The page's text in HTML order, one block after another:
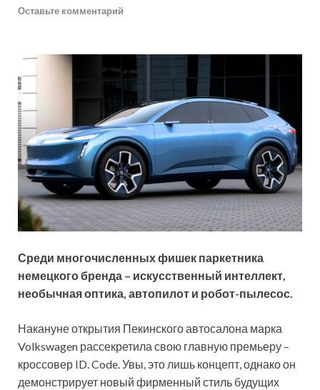
Оставьте комментарий
Среди многочисленных фишек паркетника
немецкого бренда – искусственный интеллект,
необычная оптика, автопилот и робот-пылесос.
Накануне открытия Пекинского автосалона марка
Volkswagen рассекретила свою главную премьеру –
кроссовер ID. Code. Увы, это лишь концепт, однако он
демонстрирует новый фирменный стиль будущих